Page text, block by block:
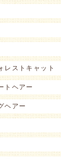
レストキャット
トヘアー
ヘアー